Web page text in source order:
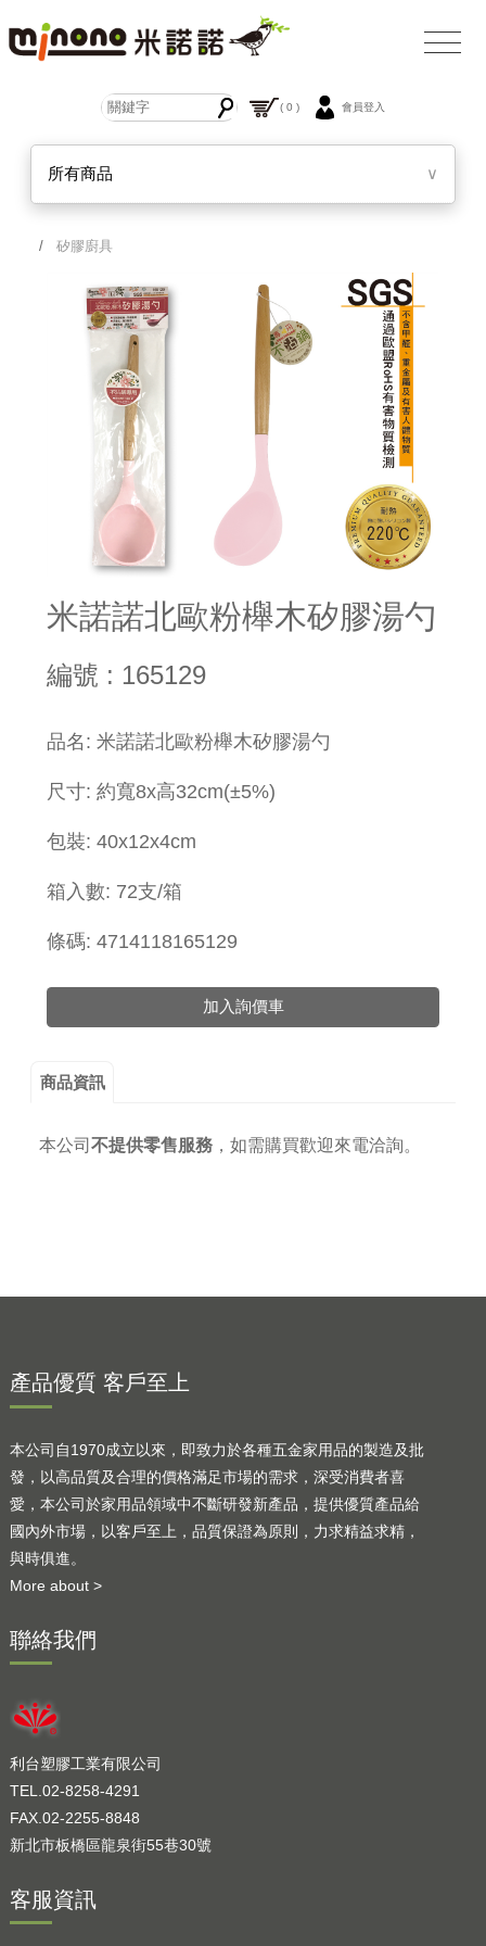
( 0 ) 會員登入
所有商品 ∨
/矽膠廚具
米諾諾北歐粉櫸木矽膠湯勺
編號 : 165129
品名: 米諾諾北歐粉櫸木矽膠湯勺
尺寸: 約寬8x高32cm(±5%)
包裝: 40x12x4cm
箱入數: 72支/箱
條碼: 4714118165129
加入詢價車
商品資訊
本公司 不提供零售服務， 如需購買歡迎來電洽詢。
產品優質 客戶至上
本公司自1970成立以來，即致力於各種五金家用品的製造及批
發，以高品質及合理的價格滿足市場的需求，深受消費者喜
愛，本公司於家用品領域中不斷研發新產品，提供優質產品給
國內外市場，以客戶至上，品質保證為原則，力求精益求精，
與時俱進。
More about >
聯絡我們
利台塑膠工業有限公司
TEL.02-8258-4291
FAX.02-2255-8848
新北市板橋區龍泉街55巷30號
客服資訊